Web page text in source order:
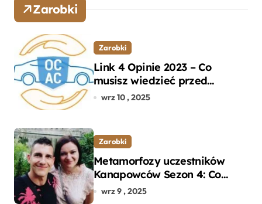
Zarobki
Zarobki
Link 4 Opinie 2023 – Co
musisz wiedzieć przed
wyborem ubezpieczenia OC i
wrz 10 , 2025
Zarobki
Metamorfozy uczestników
Kanapowców Sezon 4: Co
naprawdę zaskoczyło
wrz 9 , 2025